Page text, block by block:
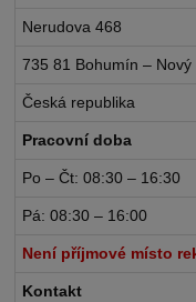
Nerudova 468
735 81 Bohumín – Nový
Česká republika
Pracovní doba
Po – Čt: 08:30 – 16:30
Pá: 08:30 – 16:00
Není příjmové místo
Kontakt